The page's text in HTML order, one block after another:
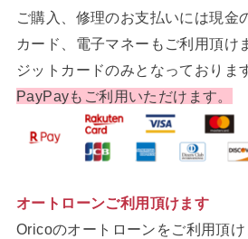
ご購入、修理のお支払いには現金
カード、電子マネーもご利用頂け
ジットカードのみとなっておりま
PayPayもご利用いただけます。
オートローンご利用頂けます
Oricoのオートローンをご利用頂け